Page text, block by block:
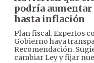
podría aumentar
hasta inflación
Plan fiscal. Expertos
Gobierno haya
Recomendación.
cambiar Ley y fijar